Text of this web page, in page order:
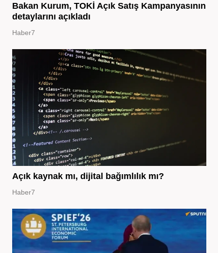
Bakan Kurum, TOKİ Açık Satış Kampanyasının
detaylarını açıkladı
Haber7
Açık kaynak mı, dijital bağımlılık mı?
Haber7